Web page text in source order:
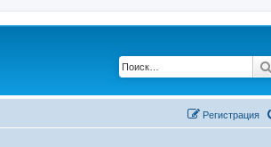
Регистрация